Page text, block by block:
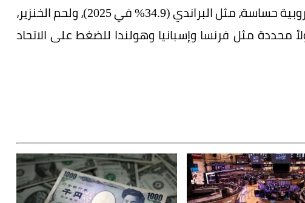
وردت بكين بتحقيقات متتالية في منتجات أوروبية حساسة، مثل البراندي (34.9% في 2025)، ولحم الخنزير،
محددة مثل فرنسا وإسبانيا وهولندا للضغط على الاتحاد